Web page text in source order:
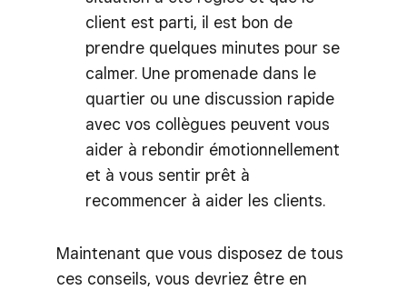
client est parti, il est bon de
prendre quelques minutes pour se
calmer. Une promenade dans le
quartier ou une discussion rapide
avec vos collègues peuvent vous
aider à rebondir émotionnellement
et à vous sentir prêt à
recommencer à aider les clients.
Maintenant que vous disposez de tous
ces conseils, vous devriez être en